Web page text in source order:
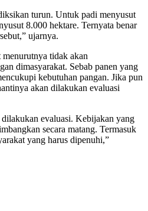
turun. Untuk padi menyusut
8.000 hektare. Ternyata benar
ujarnya.
menurutnya tidak akan
dimasyarakat. Sebab panen yang
kebutuhan pangan. Jika pun
akan dilakukan evaluasi
evaluasi. Kebijakan yang
secara matang. Termasuk
yang harus dipenuhi,”